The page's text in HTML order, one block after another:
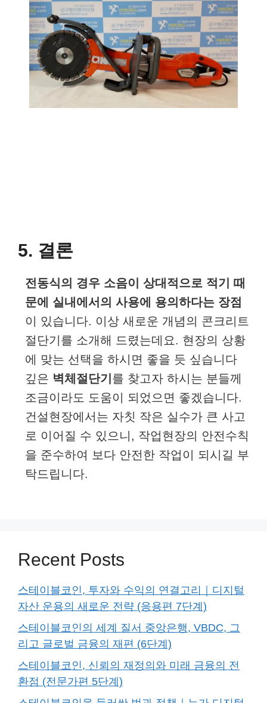
5. 결론
전동식의 경우 소음이 상대적으로 적기 때
문에 실내에서의 사용에 용의하다는 장점
이 있습니다. 이상 새로운 개념의 콘크리트
절단기를 소개해 드렸는데요. 현장의 상황
에 맞는 선택을 하시면 좋을 듯 싶습니다
깊은 벽체절단기 를 찾고자 하시는 분들께
조금이라도 도움이 되었으면 좋겠습니다.
건설현장에서는 자칫 작은 실수가 큰 사고
로 이어질 수 있으니, 작업현장의 안전수칙
을 준수하여 보다 안전한 작업이 되시길 부
탁드립니다.
Recent Posts
스테이블코인, 투자와 수익의 연결고리｜디지털
자산 운용의 새로운 전략 (응용편 7단계)
스테이블코인의 세계 질서 중앙은행, VBDC, 그
리고 글로벌 금융의 재편 (6단계)
스테이블코인, 신뢰의 재정의와 미래 금융의 전
환점 (전문가편 5단계)